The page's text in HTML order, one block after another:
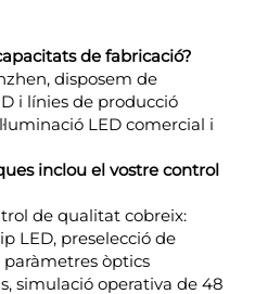
de fabricació?
disposem de
i línies de producció
LED comercial i
inclou el vostre control
de qualitat cobreix:
LED, preselecció de
òptics
simulació operativa de 48